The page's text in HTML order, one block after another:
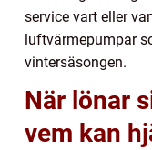
service vart eller
luftvärmepumpar
vintersäsongen.
När lönar
vem kan